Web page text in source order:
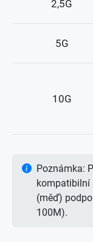
2,5G
5G
10G
Poznámka:
kompatibilní
(měď)
100M).